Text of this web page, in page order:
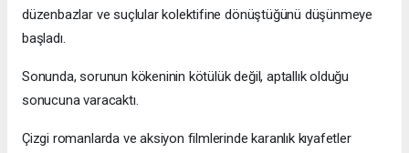
düzenbazlar ve suçlular kolektifine dönüştüğünü düşünmeye
başladı.
Sonunda, sorunun kökeninin kötülük değil, aptallık olduğu
sonucuna varacaktı.
Çizgi romanlarda ve aksiyon filmlerinde karanlık kıyafetler